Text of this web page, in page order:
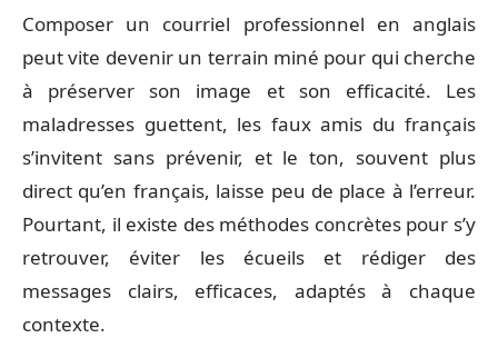
Composer un courriel professionnel en anglais
peut vite devenir un terrain miné pour qui cherche
à préserver son image et son efficacité. Les
maladresses guettent, les faux amis du français
s’invitent sans prévenir, et le ton, souvent plus
direct qu’en français, laisse peu de place à l’erreur.
Pourtant, il existe des méthodes concrètes pour s’y
retrouver, éviter les écueils et rédiger des
messages clairs, efficaces, adaptés à chaque
contexte.